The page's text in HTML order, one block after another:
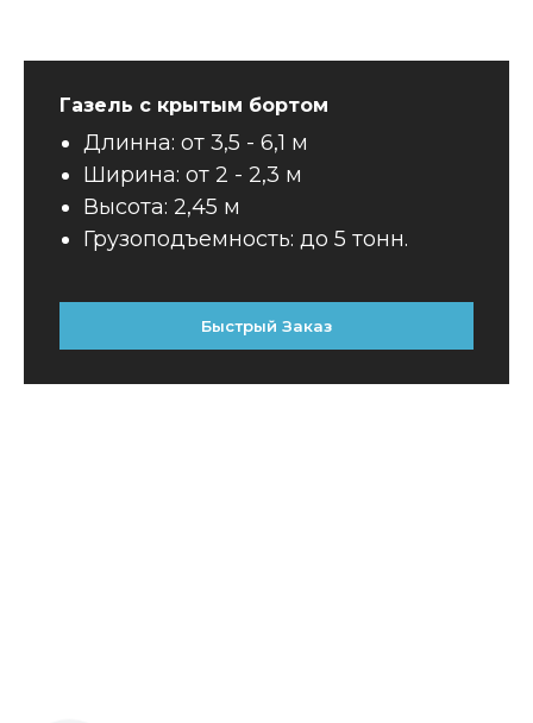
Газель с крытым бортом
Длинна: от 3,5 - 6,1 м
Ширина: от 2 - 2,3 м
Высота: 2,45 м
Грузоподъемность: до 5 тонн.
Быстрый Заказ